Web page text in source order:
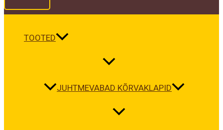
TOOTED
JUHTMEVABAD KÕRVAKLAPID